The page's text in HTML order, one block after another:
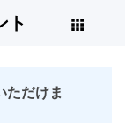
ト
ただけま